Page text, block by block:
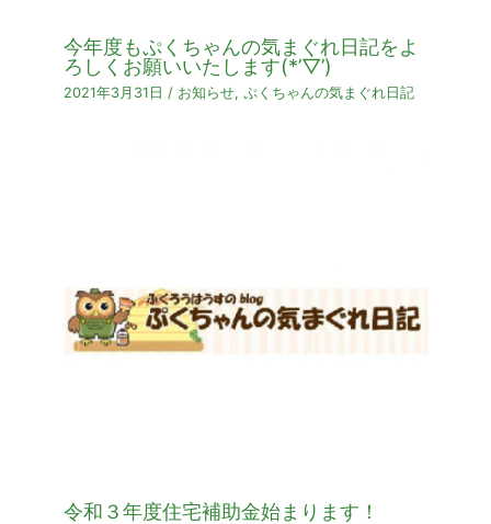
今年度もぷくちゃんの気まぐれ日記をよ
ろしくお願いいたします(*’▽’)
2021年3月31日 / お知らせ, ぷくちゃんの気まぐれ日記
令和３年度住宅補助金始まります！